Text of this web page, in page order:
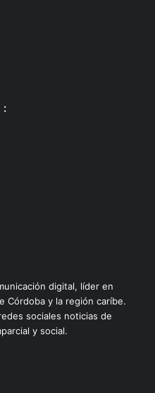
:
digital, líder en
Córdoba y la región caríbe.
sociales noticias de
y social.